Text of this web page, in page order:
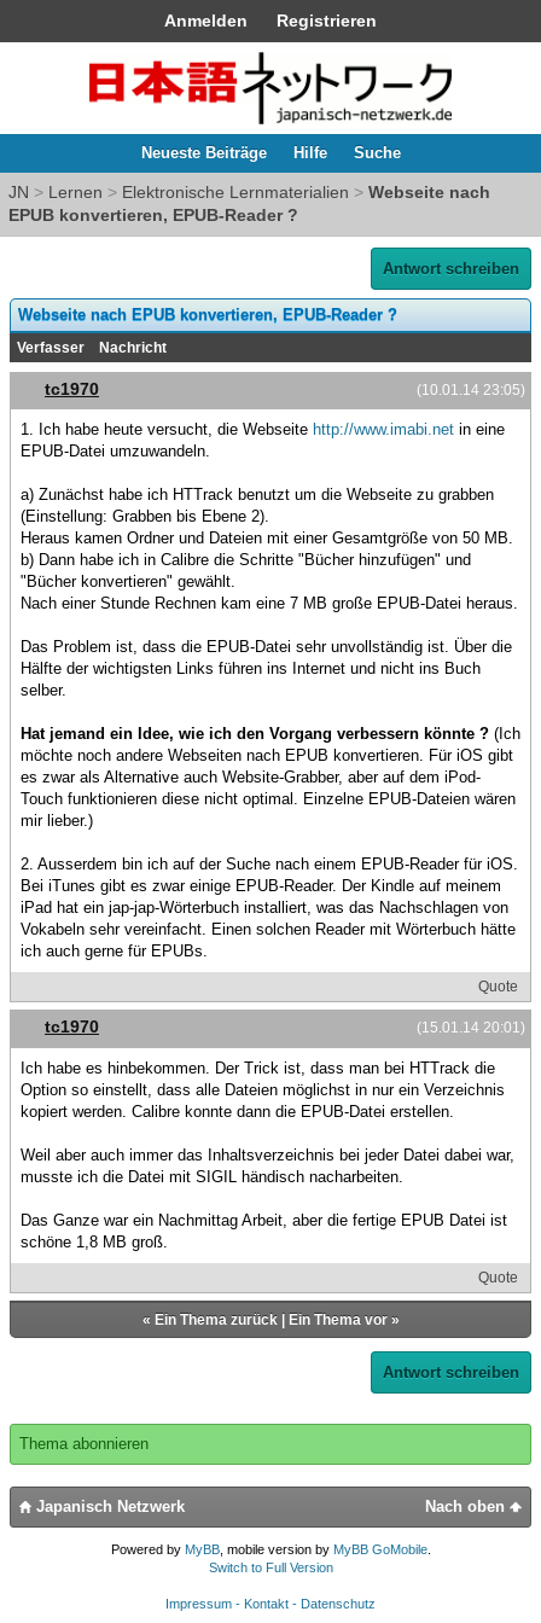
Anmelden Registrieren
Neueste Beiträge Hilfe Suche
JN > Lernen > Elektronische Lernmaterialien > Webseite nach
EPUB konvertieren, EPUB-Reader ?
Antwort schreiben
Webseite nach EPUB konvertieren, EPUB-Reader ?
Verfasser Nachricht
(10.01.14 23:05)
tc1970
1. Ich habe heute versucht, die Webseite http://www.imabi.net in eine
EPUB-Datei umzuwandeln.
a) Zunächst habe ich HTTrack benutzt um die Webseite zu grabben
(Einstellung: Grabben bis Ebene 2).
Heraus kamen Ordner und Dateien mit einer Gesamtgröße von 50 MB.
b) Dann habe ich in Calibre die Schritte "Bücher hinzufügen" und
"Bücher konvertieren" gewählt.
Nach einer Stunde Rechnen kam eine 7 MB große EPUB-Datei heraus.
Das Problem ist, dass die EPUB-Datei sehr unvollständig ist. Über die
Hälfte der wichtigsten Links führen ins Internet und nicht ins Buch
selber.
Hat jemand ein Idee, wie ich den Vorgang verbessern könnte ? (Ich
möchte noch andere Webseiten nach EPUB konvertieren. Für iOS gibt
es zwar als Alternative auch Website-Grabber, aber auf dem iPod-
Touch funktionieren diese nicht optimal. Einzelne EPUB-Dateien wären
mir lieber.)
2. Ausserdem bin ich auf der Suche nach einem EPUB-Reader für iOS.
Bei iTunes gibt es zwar einige EPUB-Reader. Der Kindle auf meinem
iPad hat ein jap-jap-Wörterbuch installiert, was das Nachschlagen von
Vokabeln sehr vereinfacht. Einen solchen Reader mit Wörterbuch hätte
ich auch gerne für EPUBs.
Quote
(15.01.14 20:01)
tc1970
Ich habe es hinbekommen. Der Trick ist, dass man bei HTTrack die
Option so einstellt, dass alle Dateien möglichst in nur ein Verzeichnis
kopiert werden. Calibre konnte dann die EPUB-Datei erstellen.
Weil aber auch immer das Inhaltsverzeichnis bei jeder Datei dabei war,
musste ich die Datei mit SIGIL händisch nacharbeiten.
Das Ganze war ein Nachmittag Arbeit, aber die fertige EPUB Datei ist
schöne 1,8 MB groß.
Quote
« Ein Thema zurück| Ein Thema vor»
Antwort schreiben
Thema abonnieren
Nach oben
Japanisch Netzwerk
Powered by MyBB, mobile version by MyBB GoMobile.
Switch to Full Version
Impressum - Kontakt - Datenschutz